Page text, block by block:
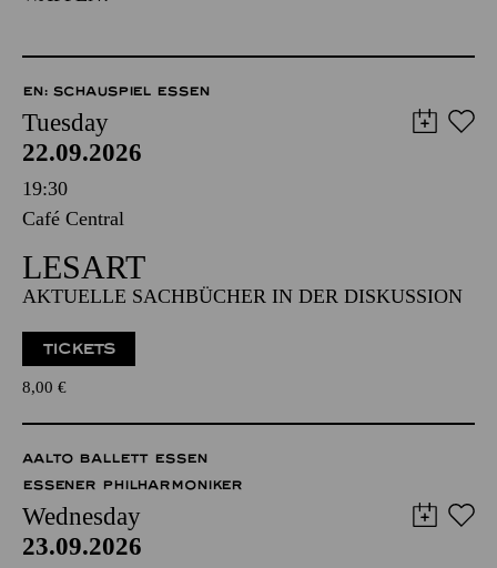
EN: SCHAUSPIEL ESSEN
Tuesday
22.09.2026
19:30
Café Central
LESART
AKTUELLE SACHBÜCHER IN DER DISKUSSION
TICKETS
8,00 €
AALTO BALLETT ESSEN
ESSENER PHILHARMONIKER
Wednesday
23.09.2026